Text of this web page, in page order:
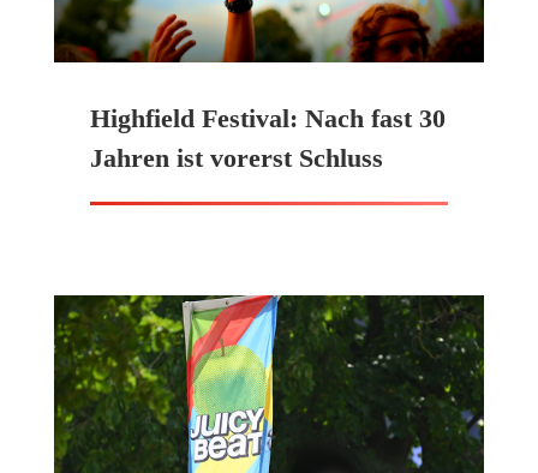
Highfield Festival: Nach fast 30
Jahren ist vorerst Schluss